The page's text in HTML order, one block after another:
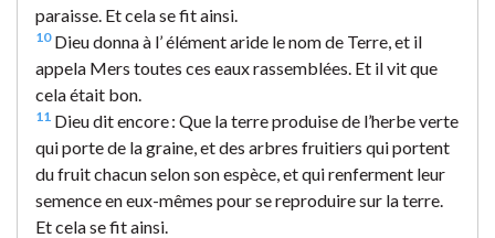
paraisse. Et cela se fit ainsi.
10Dieu donna à l’ élément aride le nom de Terre, et il
appela Mers toutes ces eaux rassemblées. Et il vit que
cela était bon.
11 Dieu dit encore : Que la terre produise de l’herbe verte
qui porte de la graine, et des arbres fruitiers qui portent
du fruit chacun selon son espèce, et qui renferment leur
semence en eux-mêmes pour se reproduire sur la terre.
Et cela se fit ainsi.